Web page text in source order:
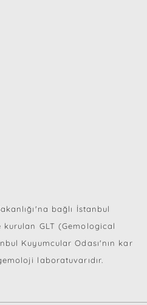
bağlı İstanbul
kurulan GLT (Gemological
Kuyumcular Odası'nın kar
laboratuvarıdır.